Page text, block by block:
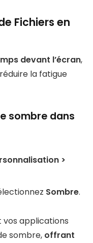
Fichiers en
devant l’écran,
la fatigue
sombre dans
>
Sombre.
applications
sombre, offrant